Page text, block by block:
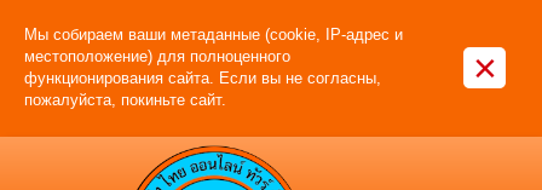
Мы собираем ваши метаданные (cookie, IP-адрес и
местоположение) для полноценного
функционирования сайта. Если вы не согласны,
пожалуйста, покиньте сайт.
×